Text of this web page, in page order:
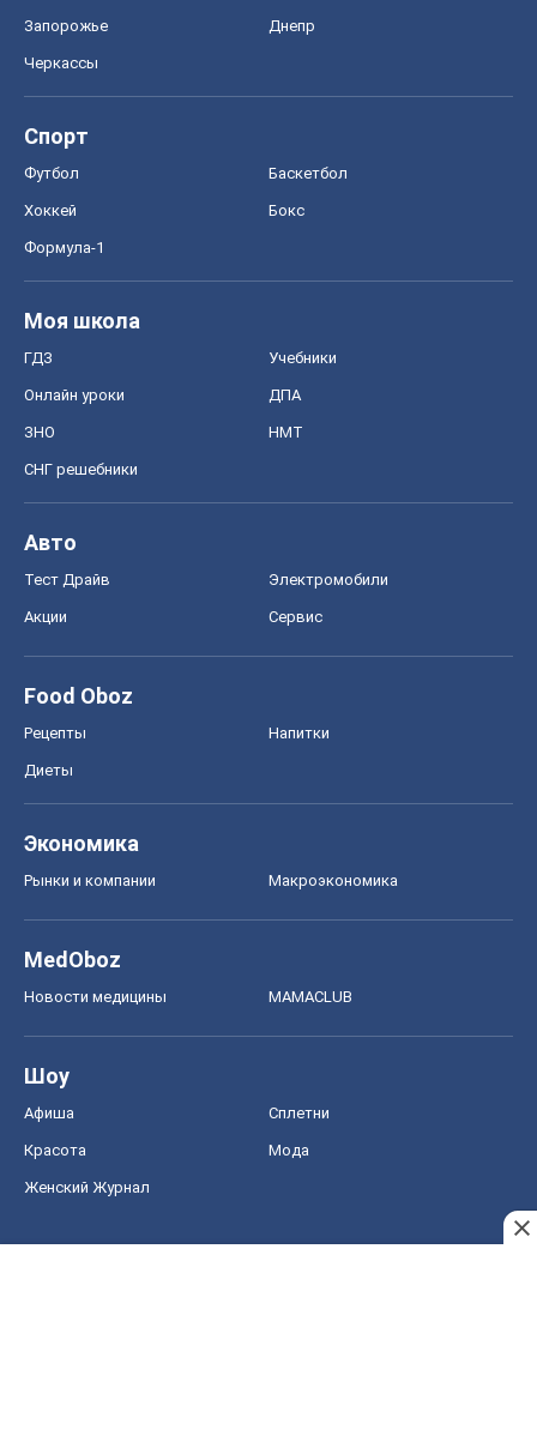
Запорожье Днепр
Черкассы
Спорт
Футбол Баскетбол
Хоккей Бокс
Формула-1
Моя школа
ГДЗ Учебники
Онлайн уроки ДПА
ЗНО НМТ
СНГ решебники
Авто
Тест Драйв Электромобили
Акции Сервис
Food Oboz
Рецепты Напитки
Диеты
Экономика
Рынки и компании Mакроэкономика
MedOboz
Новости медицины MAMACLUB
Шоу
Афиша Сплетни
Красота Мода
Женский Журнал